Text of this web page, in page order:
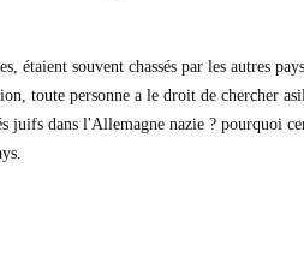
étaient souvent chassés par les autres
toute personne a le droit de chercher
juifs dans l'Allemagne nazie ?